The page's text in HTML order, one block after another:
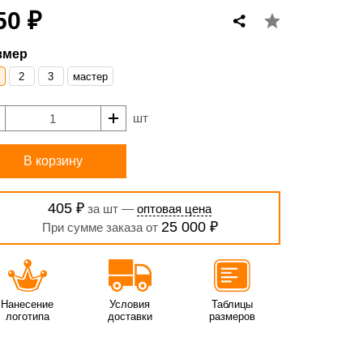
₽
2 3 мастер
шт
В корзину
405 ₽ за шт —оптовая цена
При сумме заказа от 25 000 ₽
Нанесение
логотипа
Условия
доставки
Таблицы
размеров